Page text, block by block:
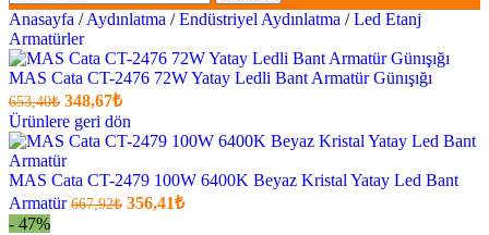
Anasayfa / Aydınlatma / Endüstriyel Aydınlatma / Led Etanj
Armatürler
MAS Cata CT-2476 72W Yatay Ledli Bant Armatür Günışığı
653,40₺ Orijinal
fiyatı:
653,40₺.
348,67₺Şu
anki
fiyat:
.
Ürünlere geri dön
MAS Cata CT-2479 100W 6400K Beyaz Kristal Yatay Led Bant
Armatür667,92₺ Orijinal
356,41₺Şu
- 47%